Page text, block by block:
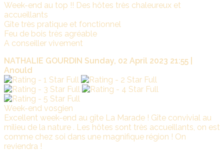
Week-end au top !! Des hôtes très chaleureux et
accueillants
Gîte très pratique et fonctionnel
Feu de bois très agréable
A conseiller vivement
NATHALIE GOURDIN Sunday, 02 April 2023 21:55 |
Anould
Week-end vosgien
Excellent week-end au gîte La Marade ! Gîte convivial au
milieu de la nature . Les hôtes sont très accueillants, on est
comme chez soi dans une magnifique région ! On
reviendra !